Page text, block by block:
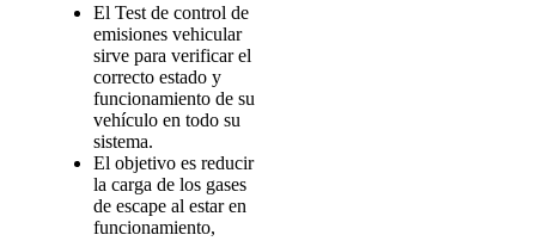
El Test de control de
emisiones vehicular
sirve para verificar el
correcto estado y
funcionamiento de su
vehículo en todo su
sistema.
El objetivo es reducir
la carga de los gases
de escape al estar en
funcionamiento,